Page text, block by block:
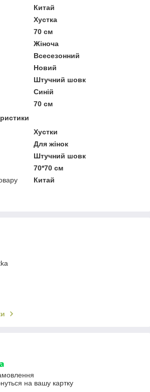
Китай
Хустка
70 см
Жіноча
Всесезонний
Новий
Штучний шовк
Синій
70 см
Хустки
Для жінок
Штучний шовк
70*70 см
Китай
на вашу картку